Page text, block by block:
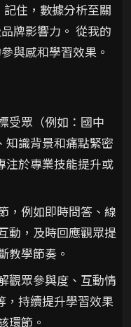
住，數據分析至關
牌影響力。 從我的
與感和學習效果。
受眾（例如：國中
知識背景和痛點緊密
注於專業技能提升或
，例如即時問答、線
動，及時回應觀眾提
教學節奏。
觀眾參與度、互動情
，持續提升學習效果
環節。